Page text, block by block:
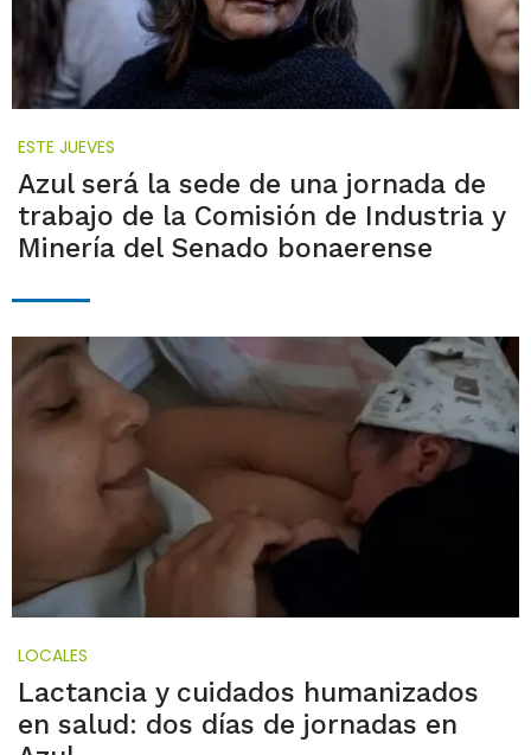
ESTE JUEVES
Azul será la sede de una jornada de
trabajo de la Comisión de Industria y
Minería del Senado bonaerense
LOCALES
Lactancia y cuidados humanizados
en salud: dos días de jornadas en